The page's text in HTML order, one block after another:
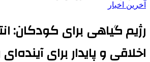
آخرین اخبار
رژیم گیاهی برای کودکان:
اخلاقی و پایدار برای